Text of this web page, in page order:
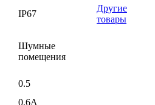
IP67
Другие
товары
Шумные
помещения
0.5
0,6А